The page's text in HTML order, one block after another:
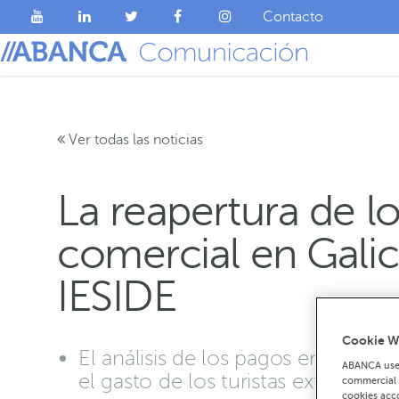
Contacto
Ver todas las noticias
La reapertura de
comercial en
IESIDE
El análisis de los pagos en los
el gasto de los turistas
Cookie
ABANCA
cookies